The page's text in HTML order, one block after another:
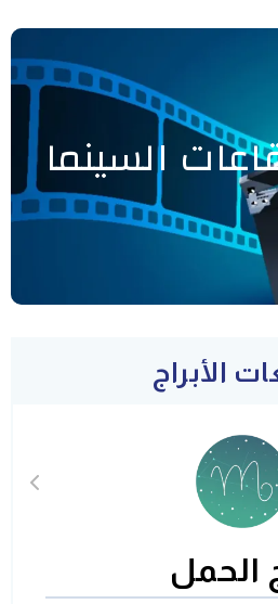
السينما
الأبراج
الحمل